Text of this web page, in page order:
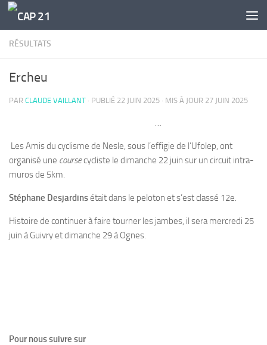
Skip to content
RÉSULTATS
Ercheu
PAR CLAUDE VAILLANT · PUBLIÉ 22 JUIN 2025 · MIS À JOUR 27 JUIN 2025
…
Les Amis du cyclisme de Nesle, sous l’effigie de l’Ufolep, ont
organisé une coursecycliste le dimanche 22 juin sur un circuit intra-
muros de 5km.
Stéphane Desjardinsétait dans le peloton et s’est classé 12e.
Histoire de continuer à faire tourner les jambes, il sera mercredi 25
juin à Guivry et dimanche 29 à Ognes.
Pour nous suivre sur